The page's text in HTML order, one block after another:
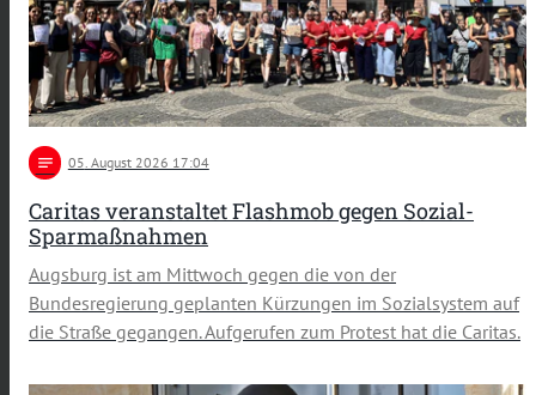
notes 05. August 2026 17:04
Caritas veranstaltet Flashmob gegen Sozial-
Sparmaßnahmen
Augsburg ist am Mittwoch gegen die von der
Bundesregierung geplanten Kürzungen im Sozialsystem auf
die Straße gegangen. Aufgerufen zum Protest hat die Caritas.